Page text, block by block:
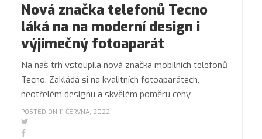
Nová značka telefonů Tecno
láká na na moderní design i
výjimečný fotoaparát
Na náš trh vstoupila nová značka mobilních telefonů
Tecno. Zakládá si na kvalitních fotoaparátech,
neotřelém designu a skvělém poměru ceny
POSTED ON 11 ČERVNA, 2022